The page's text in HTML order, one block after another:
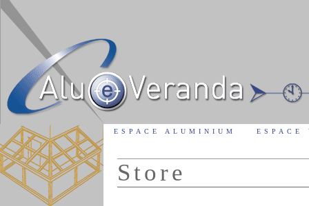
ESPACE ALUMINIUM ESPACE
Store